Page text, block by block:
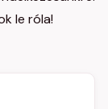
le róla!